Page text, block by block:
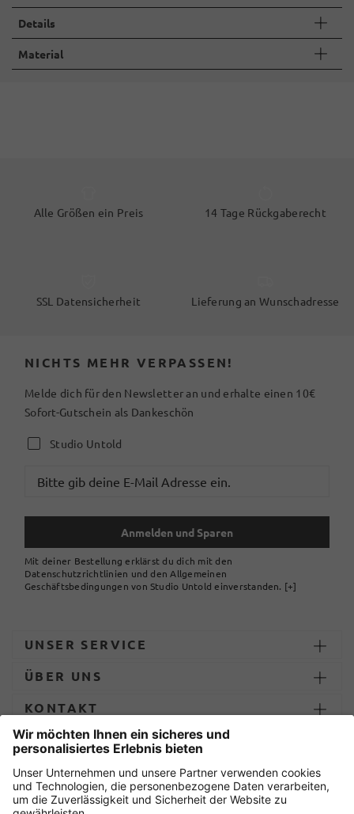
Details
Material
Alle Größen ein Preis 14 Tage Rückgaberecht
SSL Datensicherheit Lieferung an Wunschadresse
NICHTS MEHR VERPASSEN!
Melde dich für den Newsletter an und erhalte einen 10€
Sofort-Gutschein als Dankeschön
Studio Untold
Anmelden und Sparen
Mit deiner Bestellung erklärst du dich mit den
Datenschutzrichtlinien und den Allgemeinen
Geschäftsbedingungen von Studio Untold einverstanden. [+]
UNSER SERVICE
ÜBER UNS
KONTAKT
ZAHLUNG UND LIEFERUNG
Sicher einkaufen mit